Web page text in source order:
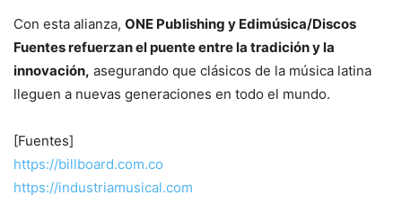
Con esta alianza, ONE Publishing y Edimúsica/Discos
Fuentes refuerzan el puente entre la tradición y la
innovación, asegurando que clásicos de la música latina
lleguen a nuevas generaciones en todo el mundo.
[Fuentes]
https://billboard.com.co
https://industriamusical.com